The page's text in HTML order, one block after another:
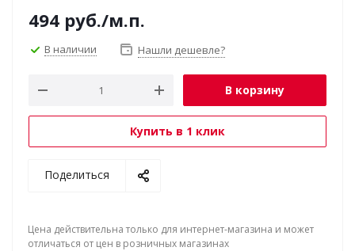
494 руб./м.п.
В наличии Нашли дешевле?
В корзину
Купить в 1 клик
Поделиться
Цена действительна только для интернет-магазина и может
отличаться от цен в розничных магазинах